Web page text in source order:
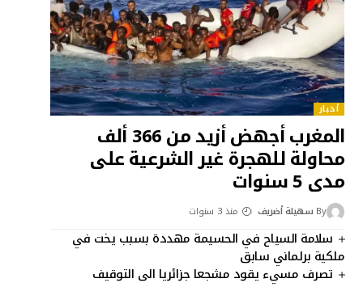
أخبار
المغرب أجهض أزيد من 366 ألف
محاولة للهجرة غير الشرعية على
مدى 5 سنوات
By سهيلة أضريف منذ 3 سنوات
سلامة السياح في الحسيمة مهددة بسبب يخت في
ملكية برلماني سابق
تصرف مسيء يقود مشجعا جزائريا الى التوقيف